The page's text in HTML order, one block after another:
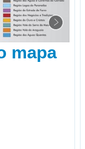
SC
mais